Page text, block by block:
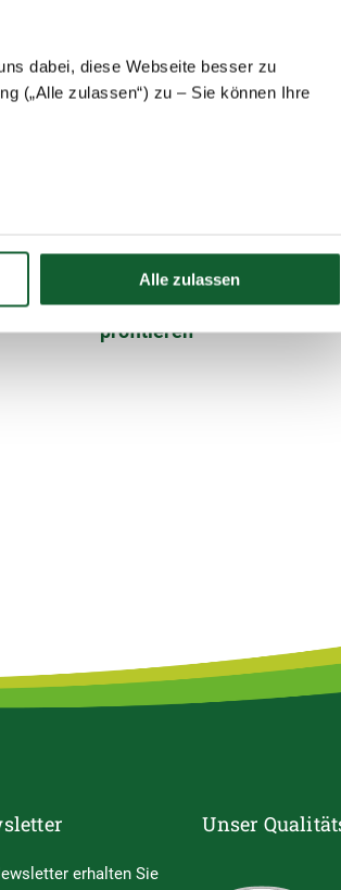
dabei, diese Webseite besser zu
(„Alle zulassen“) zu – Sie können Ihre
Alle zulassen
Elektromobilität: THG-
profitieren
erhalten Sie
Unser